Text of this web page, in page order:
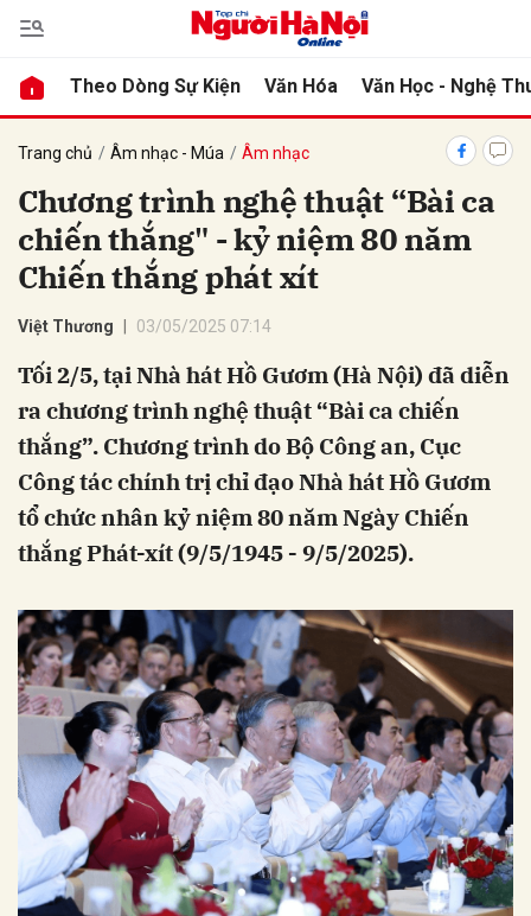
Theo Dòng Sự Kiện Văn Hóa Văn Học - Nghệ
Trang chủ Âm nhạc - Múa Âm nhạc
Chương trình nghệ thuật “Bài ca
chiến thắng" - kỷ niệm 80 năm
Chiến thắng phát xít
Việt Thương 03/05/2025 07:14
Tối 2/5, tại Nhà hát Hồ Gươm (Hà Nội) đã diễn
ra chương trình nghệ thuật “Bài ca chiến
thắng”. Chương trình do Bộ Công an, Cục
Công tác chính trị chỉ đạo Nhà hát Hồ Gươm
tổ chức nhân kỷ niệm 80 năm Ngày Chiến
thắng Phát-xít (9/5/1945 - 9/5/2025).
luận